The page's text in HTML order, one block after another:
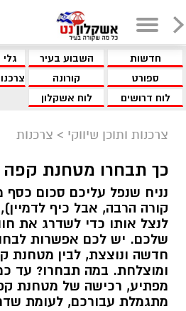
חדשות השבוע בעיר
ספורט
קורונה
לוח דרושים
לוח אשקלון
צרכנות ותוכן שיווקי > צרכנות
כך תבחרו מטחנת
נניח שנפל עליכם סכום כסף
קורה הרבה, אבל כיף
לנצל אותו כדי לשדרג את
שלכם. יש לכם אפשרות
חדשה ונוצצת, לבין מטחנת
ומוצלחת. במה תבחרו? עד
מפתיע, רכישה של מטחנת
מתגמלת עבורכם, לעומת